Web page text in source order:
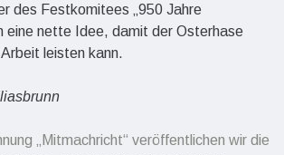
des Festkomitees „950 Jahre
eine nette Idee, damit der Osterhase
leisten kann.
„Mitmachricht“ veröffentlichen wir die